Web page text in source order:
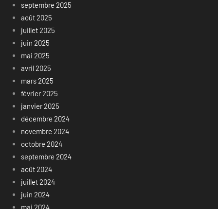
septembre 2025
août 2025
juillet 2025
juin 2025
mai 2025
avril 2025
mars 2025
février 2025
janvier 2025
décembre 2024
novembre 2024
octobre 2024
septembre 2024
août 2024
juillet 2024
juin 2024
mai 2024